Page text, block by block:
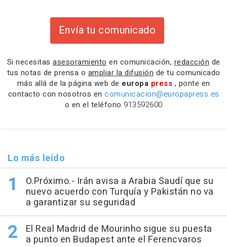
Envía tu comunicado
Si necesitas asesoramiento en comunicación, redacción de
tus notas de prensa o ampliar la difusión de tu comunicado
más allá de la página web de europa press , ponte en
contacto con nosotros en comunicacion@europapress.es
o en el teléfono 913592600
Lo más leído
O.Próximo.- Irán avisa a Arabia Saudí que su
nuevo acuerdo con Turquía y Pakistán no va
a garantizar su seguridad
El Real Madrid de Mourinho sigue su puesta
a punto en Budapest ante el Ferencvaros